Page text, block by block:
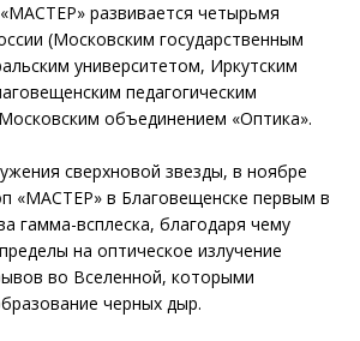
развивается четырьмя
(Московским государственным
университетом, Иркутским
педагогическим
объединением «Оптика».
сверхновой звезды, в ноябре
«МАСТЕР» в Благовещенске первым в
гамма-всплеска, благодаря чему
на оптическое излучение
во Вселенной, которыми
черных дыр.